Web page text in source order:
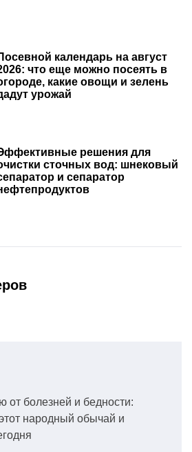
календарь на август
что еще можно посеять в
какие овощи и зелень
урожай
решения для
сточных вод: шнековый
и сепаратор
от болезней и бедности:
народный обычай и